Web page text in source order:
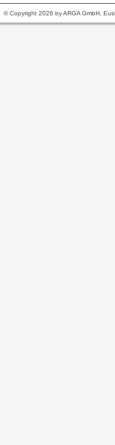
© Copyright 2026 by ARGA GmbH,